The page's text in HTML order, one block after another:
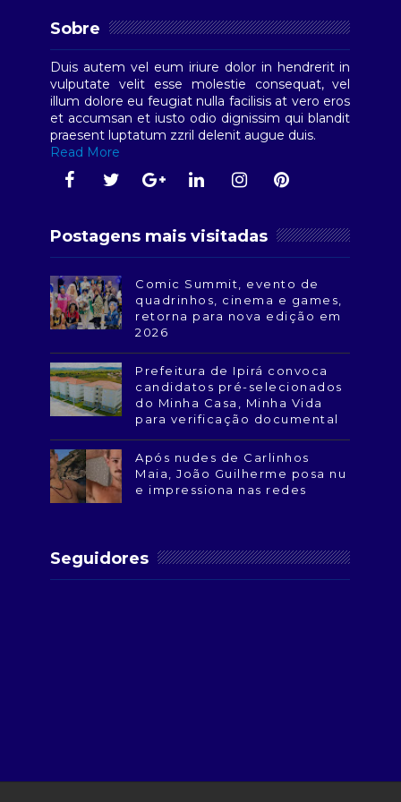
Sobre
Duis autem vel eum iriure dolor in hendrerit in
vulputate velit esse molestie consequat, vel
illum dolore eu feugiat nulla facilisis at vero eros
et accumsan et iusto odio dignissim qui blandit
praesent luptatum zzril delenit augue duis.
Read More
Postagens mais visitadas
Comic Summit, evento de
quadrinhos, cinema e games,
retorna para nova edição em
2026
Prefeitura de Ipirá convoca
candidatos pré-selecionados
do Minha Casa, Minha Vida
para verificação documental
Após nudes de Carlinhos
Maia, João Guilherme posa nu
e impressiona nas redes
Seguidores